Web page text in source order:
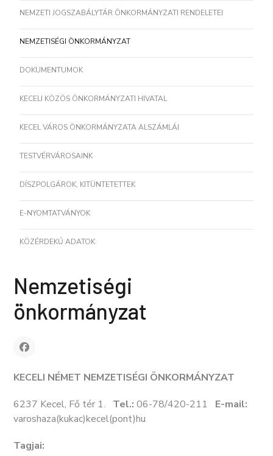
NEMZETI JOGSZABÁLYTÁR ÖNKORMÁNYZATI RENDELETEI
NEMZETISÉGI ÖNKORMÁNYZAT
DOKUMENTUMOK
KECELI KÖZÖS ÖNKORMÁNYZATI HIVATAL
KECEL VÁROS ÖNKORMÁNYZATA ALSZÁMLÁI
TESTVÉRVÁROSAINK
DÍSZPOLGÁROK, KITÜNTETETTEK
E-NYOMTATVÁNYOK
KÖZÉRDEKŰ ADATOK
Nemzetiségi
önkormányzat
KECELI NÉMET NEMZETISÉGI ÖNKORMÁNYZAT
6237 Kecel, Fő tér 1. Tel.: 06-78/420-211 E-mail:
varoshaza(kukac)kecel(pont)hu
Tagjai: